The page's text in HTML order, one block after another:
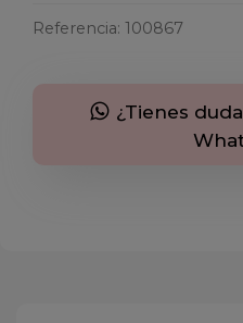
Referencia: 100867
¿Tienes